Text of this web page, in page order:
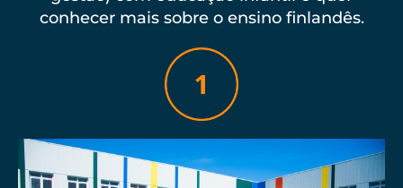
conhecer mais sobre o ensino finlandês.